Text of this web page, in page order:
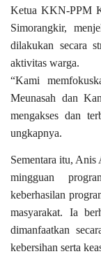
Ketua KKN-PPM
Simorangkir,
dilakukan secara
aktivitas warga.
“Kami
Meunasah dan
mengakses dan
ungkapnya.
Sementara itu,
mingguan
keberhasilan
masyarakat. Ia
dimanfaatkan
kebersihan serta